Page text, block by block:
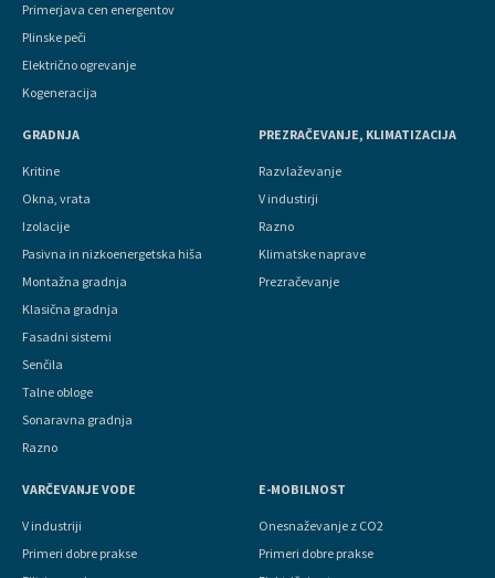
Primerjava cen energentov
Plinske peči
Električno ogrevanje
Kogeneracija
GRADNJA
Kritine
Okna, vrata
Izolacije
Pasivna in nizkoenergetska hiša
Montažna gradnja
Klasična gradnja
Fasadni sistemi
Senčila
Talne obloge
Sonaravna gradnja
Razno
PREZRAČEVANJE, KLIMATIZACIJA
Razvlaževanje
V industirji
Razno
Klimatske naprave
Prezračevanje
VARČEVANJE VODE
V industriji
Primeri dobre prakse
E-MOBILNOST
Onesnaževanje z CO2
Primeri dobre prakse